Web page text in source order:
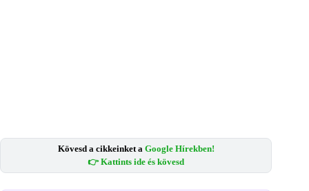
Kövesd a cikkeinket a Google Hírekben!
👉 Kattints ide és kövesd